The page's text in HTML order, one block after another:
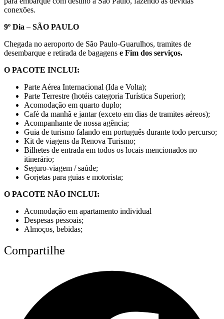
conexões.
9º Dia – SÃO PAULO
Chegada no aeroporto de São Paulo-Guarulhos, tramites de
desembarque e retirada de bagagens e Fim dos serviços.
O PACOTE INCLUI:
Parte Aérea Internacional (Ida e Volta);
Parte Terrestre (hotéis categoria Turística Superior);
Acomodação em quarto duplo;
Café da manhã e jantar (exceto em dias de tramites aéreos);
Acompanhante de nossa agência;
Guia de turismo falando em português durante todo percurso;
Kit de viagens da Renova Turismo;
Bilhetes de entrada em todos os locais mencionados no
itinerário;
Seguro-viagem / saúde;
Gorjetas para guias e motorista;
O PACOTE NÃO INCLUI:
Acomodação em apartamento individual
Despesas pessoais;
Almoços, bebidas;
Compartilhe